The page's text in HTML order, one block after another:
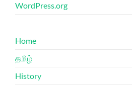
WordPress.org
Home
தமிழ்
History